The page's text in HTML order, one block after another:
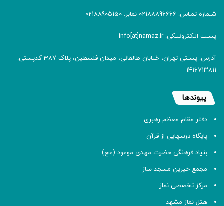
شـماره تمـاس: 02188896666 نمابر: 02188905150
پسـت الـکترونیـکی: info[at]namaz.ir
آدرس: پسـتی تهران، خیابان طالقانی، میدان فلسطین، پلاک 387 کدپستی:
۱۴۱۶۷۱۳۸۱۱
پیوندها
دفتر مقام معظم رهبری
پایگاه درسهایی از قرآن
بنیاد فرهنگی حضرت مهدی موعود (عج)
مجمع خیرین مسجد ساز
مرکز تخصصی نماز
هتل نماز مشهد